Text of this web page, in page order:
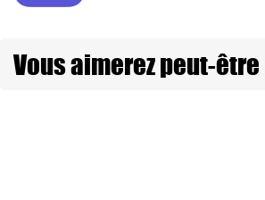
Vous aimerez peut-être